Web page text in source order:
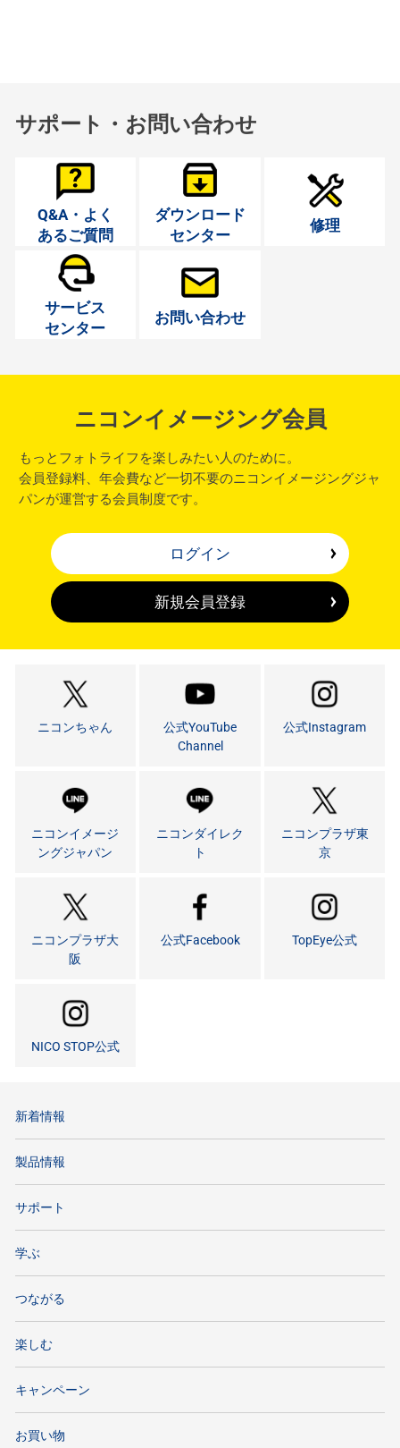
サポート・お問い合わせ
Q&A・よく
あるご質問
ダウンロード
センター
修理
サービス
センター
お問い合わせ
ニコンイメージング会員
もっとフォトライフを楽しみたい人のために。
会員登録料、年会費など一切不要のニコンイメージングジャ
パンが運営する会員制度です。
ログイン
新規会員登録
ニコンちゃん
公式YouTube
Channel
公式Instagram
ニコンイメージ
ングジャパン
ニコンダイレク
ト
ニコンプラザ東
京
ニコンプラザ大
阪
公式Facebook TopEye公式
NICO STOP公式
新着情報
製品情報
サポート
学ぶ
つながる
楽しむ
キャンペーン
お買い物